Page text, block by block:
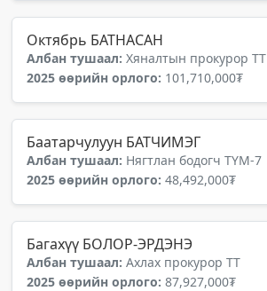
Октябрь БАТНАСАН
Албан тушаал: Хяналтын прокурор ТТ
2025 өөрийн орлого: 101,710,000₮
Баатарчулуун БАТЧИМЭГ
Албан тушаал: Нягтлан бодогч ТҮМ-7
2025 өөрийн орлого: 48,492,000₮
Багахүү БОЛОР-ЭРДЭНЭ
Албан тушаал: Ахлах прокурор ТТ
2025 өөрийн орлого: 87,927,000₮